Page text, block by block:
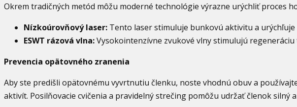
Okrem tradičných metód môžu moderné technológie výrazne urýchliť proces
Nízkoúrovňový laser: Tento laser stimuluje bunkovú aktivitu a urýchľuje
ESWT rázová vlna:Vysokointenzívne zvukové vlny stimulujú
Prevencia opätovného zranenia
Aby ste predišli opätovnému vyvrtnutiu členku, noste vhodnú obuv a
aktivít. Posilňovacie cvičenia a pravidelný strečing pomôžu udržať členok silný